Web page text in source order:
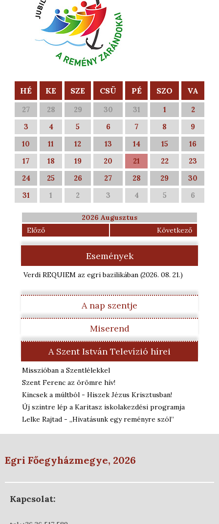
HÉ KE SZE CSÜ PÉ SZO VA
27 28 29 30 31 1
2
3
4 5 6 7 8
9
10
11 12 13 14 15
16
17
18 19 20 21 22
23
24
25 26 27 28 29
30
31
1 2 3 4 5 6
2026 Augusztus
Előző
Következő
Események
Verdi REQUIEM az egri bazilikában (2026. 08. 21.)
A nap szentje
Miserend
A Szent István Televízió hírei
Misszióban a Szentlélekkel
Szent Ferenc az örömre hív!
Kincsek a múltból - Hiszek Jézus Krisztusban!
Új szintre lép a Karitasz iskolakezdési programja
Lelke Rajtad - „Hivatásunk egy reményre szól”
Egri Főegyházmegye, 2026
Kapcsolat: